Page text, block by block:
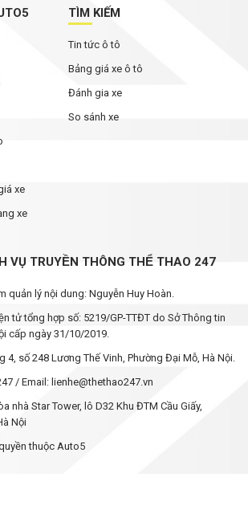
xe
xe
TÌM KIẾM
Tin tức ô tô
Bảng giá xe ô tô
Đánh gia xe
So sánh xe
VỤ TRUYỀN THÔNG THỂ THAO 247
quản lý nội dung: Nguyễn Huy Hoàn.
tử tổng hợp số: 5219/GP-TTĐT do Sở Thông tin
cấp ngày 31/10/2019.
4, số 248 Lương Thế Vinh, Phường Đại Mỗ, Hà Nội.
/ Email: lienhe@thethao247.vn
nhà Star Tower, lô D32 Khu ĐTM Cầu Giấy,
Nội
thuộc Auto5